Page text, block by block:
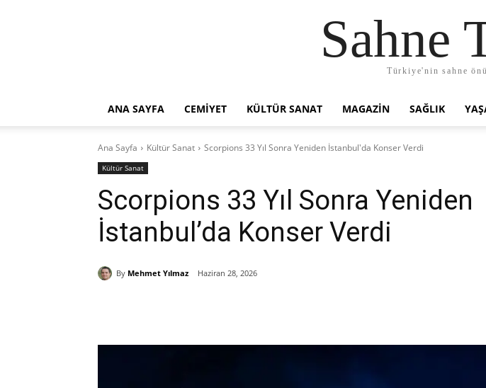
Sahne
Türkiye'nin sahne
ANA SAYFA CEMİYET KÜLTÜR SANAT MAGAZIN SAĞLIK
Ana Sayfa Kültür Sanat Scorpions 33 Yıl Sonra Yeniden İstanbul'da Konser Verdi
Kültür Sanat
Scorpions 33 Yıl Sonra Yeniden
İstanbul’da Konser Verdi
By Mehmet Yılmaz Haziran 28, 2026